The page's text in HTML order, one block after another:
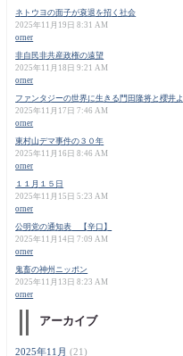
ネトウヨの面子が衰退を招く社会
2025年11月19日 8:31 AM
orner
非自民非共産政権の遠望
2025年11月18日 9:21 AM
orner
ファンタジーの世界に生きる門田隆将と櫻井
2025年11月17日 7:46 AM
orner
東村山デマ事件の３０年
2025年11月16日 8:46 AM
orner
１１月１５日
2025年11月15日 5:23 AM
orner
公明党の通知表 【辛口】
2025年11月14日 7:09 AM
orner
鬼畜の神州ニッポン
2025年11月13日 8:23 AM
orner
アーカイブ
2025年11月 (21)